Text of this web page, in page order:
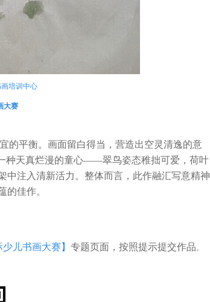
培训中心
大赛
平衡。画面留白得当，营造出空灵清逸的意
种天真烂漫的童心——翠鸟姿态稚拙可爱，荷叶
中注入清新活力。整体而言，此作融汇写意精神
的佳作。
儿书画大赛】 专题页面，按照提示提交作品。